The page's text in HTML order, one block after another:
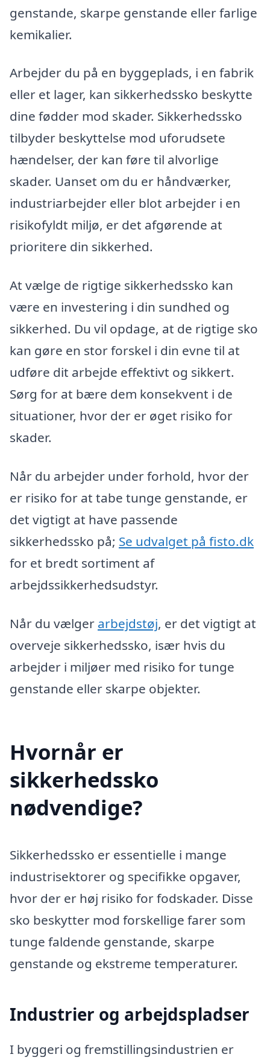
genstande, skarpe genstande eller farlige
kemikalier.
Arbejder du på en byggeplads, i en fabrik
eller et lager, kan sikkerhedssko beskytte
dine fødder mod skader. Sikkerhedssko
tilbyder beskyttelse mod uforudsete
hændelser, der kan føre til alvorlige
skader. Uanset om du er håndværker,
industriarbejder eller blot arbejder i en
risikofyldt miljø, er det afgørende at
prioritere din sikkerhed.
At vælge de rigtige sikkerhedssko kan
være en investering i din sundhed og
sikkerhed. Du vil opdage, at de rigtige sko
kan gøre en stor forskel i din evne til at
udføre dit arbejde effektivt og sikkert.
Sørg for at bære dem konsekvent i de
situationer, hvor der er øget risiko for
skader.
Når du arbejder under forhold, hvor der
er risiko for at tabe tunge genstande, er
det vigtigt at have passende
sikkerhedssko på; Se udvalget på fisto.dk
for et bredt sortiment af
arbejdssikkerhedsudstyr.
Når du vælger arbejdstøj, er det vigtigt at
overveje sikkerhedssko, især hvis du
arbejder i miljøer med risiko for tunge
genstande eller skarpe objekter.
Hvornår er
sikkerhedssko
nødvendige?
Sikkerhedssko er essentielle i mange
industrisektorer og specifikke opgaver,
hvor der er høj risiko for fodskader. Disse
sko beskytter mod forskellige farer som
tunge faldende genstande, skarpe
genstande og ekstreme temperaturer.
Industrier og arbejdspladser
I byggeri og fremstillingsindustrien er